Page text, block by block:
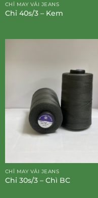
CHỈ MAY VẢI JEANS
Chỉ 40s/3 – Kem
CHỈ MAY VẢI JEANS
Chỉ 30s/3 – Chì BC